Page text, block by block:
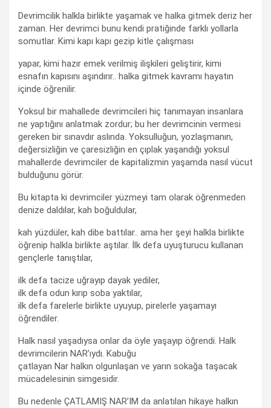
Devrimcilik halkla birlikte yaşamak ve halka gitmek deriz her
zaman. Her devrimci bunu kendi pratiğinde farklı yollarla
somutlar. Kimi kapı kapı gezip kitle çalışması
yapar, kimi hazır emek verilmiş ilişkileri geliştirir, kimi
esnafın kapısını aşındırır.. halka gitmek kavramı hayatın
içinde öğrenilir.
Yoksul bir mahallede devrimcileri hiç tanımayan insanlara
ne yaptığını anlatmak zordur; bu her devrimcinin vermesi
gereken bir sınavdır aslında. Yoksulluğun, yozlaşmanın,
değersizliğin ve çaresizliğin en çıplak yaşandığı yoksul
mahallerde devrimciler de kapitalizmin yaşamda nasıl vücut
bulduğunu görür.
Bu kitapta ki devrimciler yüzmeyi tam olarak öğrenmeden
denize daldılar, kah boğuldular,
kah yüzdüler, kah dibe battılar.. ama her şeyi halkla birlikte
öğrenip halkla birlikte aştılar. İlk defa uyuşturucu kullanan
gençlerle tanıştılar,
ilk defa tacize uğrayıp dayak yediler,
ilk defa odun kırıp soba yaktılar,
ilk defa farelerle birlikte uyuyup, pirelerle yaşamayı
öğrendiler.
Halk nasıl yaşadıysa onlar da öyle yaşayıp öğrendi. Halk
devrimcilerin NAR’ıydı. Kabuğu
çatlayan Nar halkın olgunlaşan ve yarın sokağa taşacak
mücadelesinin simgesidir.
Bu nedenle ÇATLAMIŞ NAR’IM da anlatılan hikaye halkın